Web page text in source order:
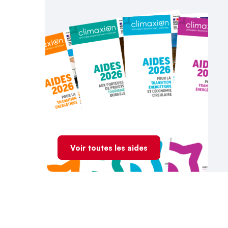
Voir toutes les aides